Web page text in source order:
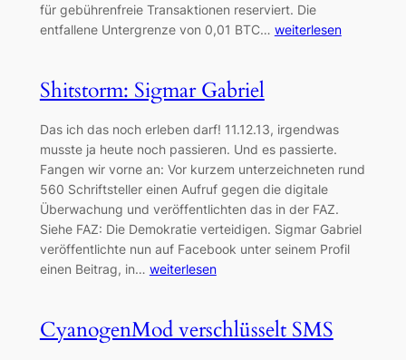
für gebührenfreie Transaktionen reserviert. Die
entfallene Untergrenze von 0,01 BTC… weiterlesen
Shitstorm: Sigmar Gabriel
Das ich das noch erleben darf! 11.12.13, irgendwas
musste ja heute noch passieren. Und es passierte.
Fangen wir vorne an: Vor kurzem unterzeichneten rund
560 Schriftsteller einen Aufruf gegen die digitale
Überwachung und veröffentlichten das in der FAZ.
Siehe FAZ: Die Demokratie verteidigen. Sigmar Gabriel
veröffentlichte nun auf Facebook unter seinem Profil
einen Beitrag, in… weiterlesen
CyanogenMod verschlüsselt SMS